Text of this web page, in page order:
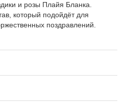
и розы Плайя Бланка.
который подойдёт для
поздравлений.